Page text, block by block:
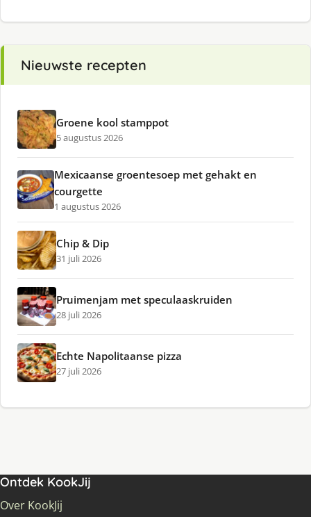
Nieuwste recepten
Groene kool stamppot
5 augustus 2026
Mexicaanse groentesoep met gehakt en
courgette
1 augustus 2026
Chip & Dip
31 juli 2026
Pruimenjam met speculaaskruiden
28 juli 2026
Echte Napolitaanse pizza
27 juli 2026
Ontdek KookJij
Over KookJij